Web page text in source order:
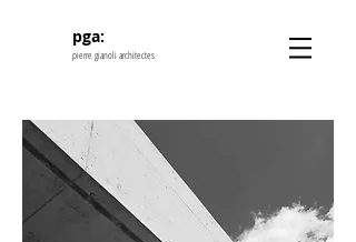
pga:
pierre gianoli architectes